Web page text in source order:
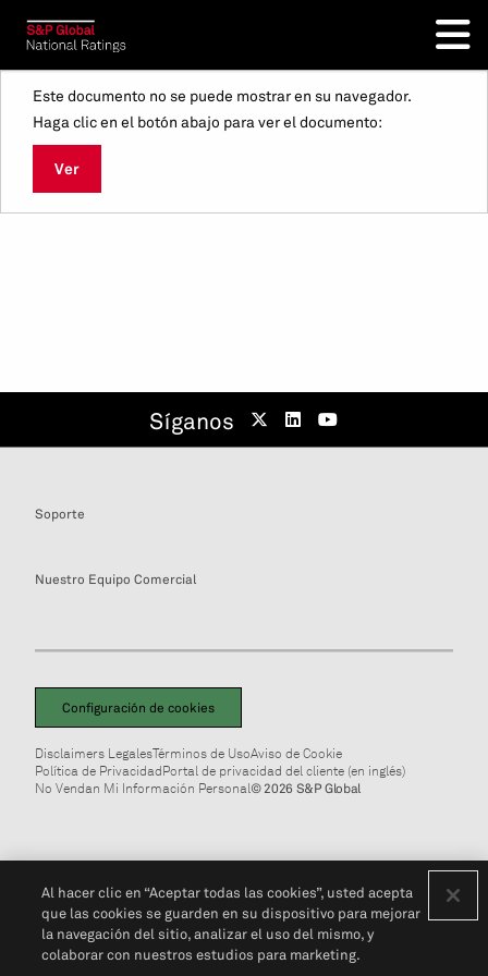
Este documento no se puede mostrar en su navegador.
Haga clic en el botón abajo para ver el documento:
Ver
Síganos
Soporte
Nuestro Equipo Comercial
Configuración de cookies
Disclaimers LegalesTérminos de UsoAviso de Cookie
Política de PrivacidadPortal de privacidad del cliente (en inglés)
No Vendan Mi Información Personal© 2026 S&P Global
Al hacer clic en “Aceptar todas las cookies”, usted acepta
que las cookies se guarden en su dispositivo para mejorar
la navegación del sitio, analizar el uso del mismo, y
colaborar con nuestros estudios para marketing.